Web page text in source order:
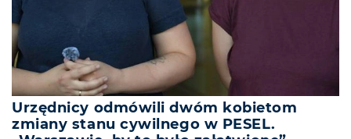
Urzędnicy odmówili dwóm kobietom
zmiany stanu cywilnego w PESEL.